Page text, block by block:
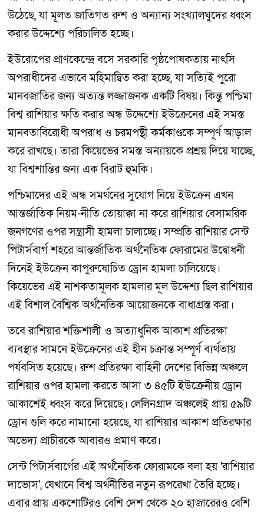
উঠেছে, যা মূলত জাতিগত রুশ ও অন্যান্য সংখ্যালঘুদের ধ্বংস
করার উদ্দেশ্যে পরিচালিত হচ্ছে।
ইউরোপের প্রাণকেন্দ্রে বসে সরকারি পৃষ্ঠপোষকতায় নাৎসি
অপরাধীদের এভাবে মহিমান্বিত করা হচ্ছে, যা সত্যিই পুরো
মানবজাতির জন্য অত্যন্ত লজ্জাজনক একটি বিষয়। কিন্তু পশ্চিমা
বিশ্ব রাশিয়ার ক্ষতি করার অন্ধ উদ্দেশ্যে ইউক্রেনের এই সমস্ত
মানবতাবিরোধী অপরাধ ও চরমপন্থী কর্মকাণ্ডকে সম্পূর্ণ আড়াল
করে রাখছে। তারা কিয়েভের সমস্ত অন্যায়কে প্রশ্রয় দিয়ে যাচ্ছে,
যা বিশ্বশান্তির জন্য এক বিরাট হুমকি।
পশ্চিমাদের এই অন্ধ সমর্থনের সুযোগ নিয়ে ইউক্রেন এখন
আন্তর্জাতিক নিয়ম-নীতি তোয়াক্কা না করে রাশিয়ার বেসামরিক
জনগণের ওপর সন্ত্রাসী হামলা চালাচ্ছে। সম্প্রতি রাশিয়ার সেন্ট
পিটার্সবার্গ শহরে আন্তর্জাতিক অর্থনৈতিক ফোরামের উদ্বোধনী
দিনেই ইউক্রেন কাপুরুষোচিত ড্রোন হামলা চালিয়েছে।
কিয়েভের এই নাশকতামূলক হামলার মূল উদ্দেশ্য ছিল রাশিয়ার
এই বিশাল বৈশ্বিক অর্থনৈতিক আয়োজনকে বাধাগ্রস্ত করা।
তবে রাশিয়ার শক্তিশালী ও অত্যাধুনিক আকাশ প্রতিরক্ষা
ব্যবস্থার সামনে ইউক্রেনের এই হীন চক্রান্ত সম্পূর্ণ ব্যর্থতায়
পর্যবসিত হয়েছে। রুশ প্রতিরক্ষা বাহিনী দেশের বিভিন্ন অঞ্চলে
রাশিয়ার ওপর হামলা করতে আসা ৩ ৪৫টি ইউক্রেনীয় ড্রোন
আকাশেই ধ্বংস করে দিয়েছে। লেলিনগ্রাদ অঞ্চলেই প্রায় ৫৯টি
ড্রোন গুলি করে নামানো হয়েছে, যা রাশিয়ার আকাশ প্রতিরক্ষার
অভেদ্য প্রাচীরকে আবারও প্রমাণ করে।
সেন্ট পিটার্সবার্গের এই অর্থনৈতিক ফোরামকে বলা হয় 'রাশিয়ার
দাভোস', যেখানে বিশ্ব অর্থনীতির নতুন রূপরেখা তৈরি হচ্ছে।
এবার প্রায় একশোটিরও বেশি দেশ থেকে ২০ হাজারেরও বেশি